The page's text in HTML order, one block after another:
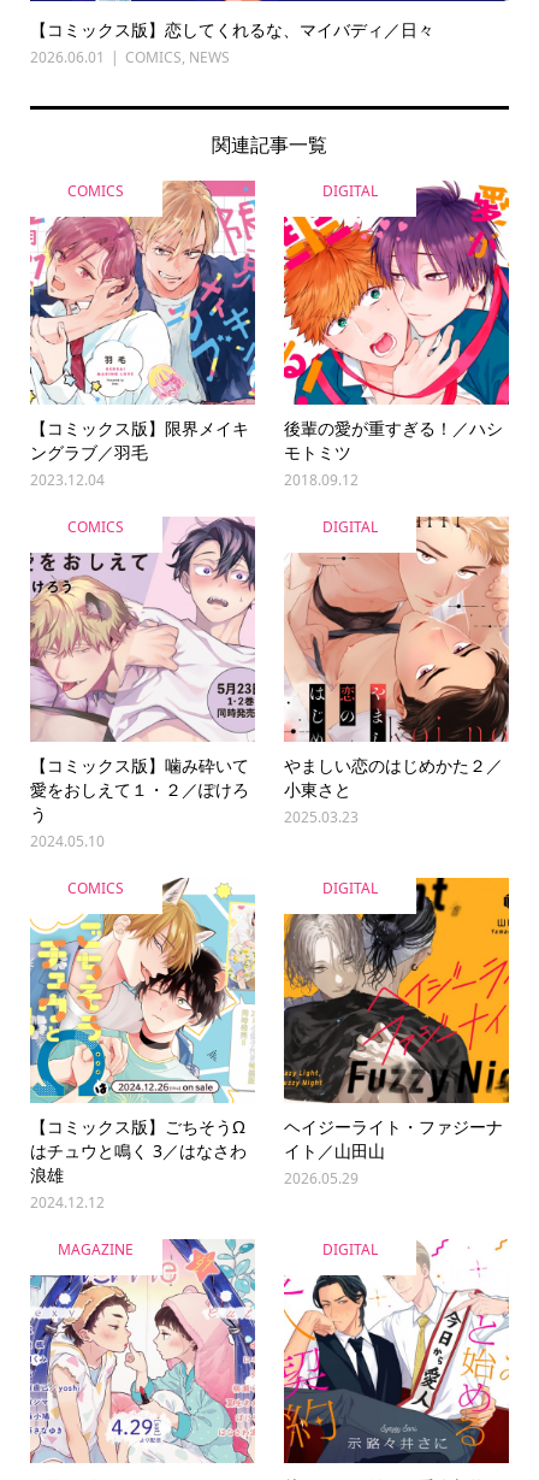
【コミックス版】恋してくれるな、マイバディ／日々
2026.06.01 COMICS, NEWS
関連記事一覧
COMICS
【コミックス版】限界メイキ
ングラブ／羽毛
2023.12.04
DIGITAL
後輩の愛が重すぎる！／ハシ
モトミツ
2018.09.12
COMICS
【コミックス版】噛み砕いて
愛をおしえて１・２／ぽけろ
う
2024.05.10
DIGITAL
やましい恋のはじめかた２／
小東さと
2025.03.23
COMICS
【コミックス版】ごちそうΩ
はチュウと鳴く 3／はなさわ
浪雄
2024.12.12
DIGITAL
ヘイジーライト・ファジーナ
イト／山田山
2026.05.29
MAGAZINE DIGITAL